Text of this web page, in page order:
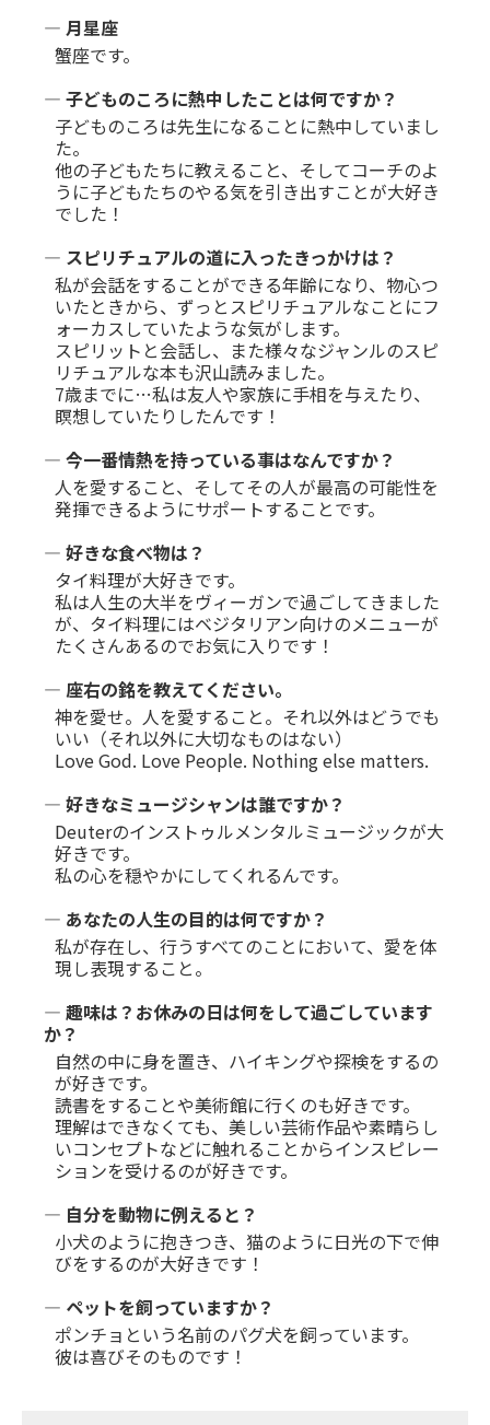
― 月星座
蟹座です。
― 子どものころに熱中したことは何ですか？
子どものころは先生になることに熱中していまし
た。
他の子どもたちに教えること、そしてコーチのよ
うに子どもたちのやる気を引き出すことが大好き
でした！
― スピリチュアルの道に入ったきっかけは？
私が会話をすることができる年齢になり、物心つ
いたときから、ずっとスピリチュアルなことにフ
ォーカスしていたような気がします。
スピリットと会話し、また様々なジャンルのスピ
リチュアルな本も沢山読みました。
7歳までに…私は友人や家族に手相を与えたり、
瞑想していたりしたんです！
― 今一番情熱を持っている事はなんですか？
人を愛すること、そしてその人が最高の可能性を
発揮できるようにサポートすることです。
― 好きな食べ物は？
タイ料理が大好きです。
私は人生の大半をヴィーガンで過ごしてきました
が、タイ料理にはベジタリアン向けのメニューが
たくさんあるのでお気に入りです！
― 座右の銘を教えてください。
神を愛せ。人を愛すること。それ以外はどうでも
いい（それ以外に大切なものはない）
Love God. Love People. Nothing else matters.
― 好きなミュージシャンは誰ですか？
Deuterのインストゥルメンタルミュージックが大
好きです。
私の心を穏やかにしてくれるんです。
― あなたの人生の目的は何ですか？
私が存在し、行うすべてのことにおいて、愛を体
現し表現すること。
― 趣味は？お休みの日は何をして過ごしています
か？
自然の中に身を置き、ハイキングや探検をするの
が好きです。
読書をすることや美術館に行くのも好きです。
理解はできなくても、美しい芸術作品や素晴らし
いコンセプトなどに触れることからインスピレー
ションを受けるのが好きです。
― 自分を動物に例えると？
小犬のように抱きつき、猫のように日光の下で伸
びをするのが大好きです！
― ペットを飼っていますか？
ポンチョという名前のパグ犬を飼っています。
彼は喜びそのものです！